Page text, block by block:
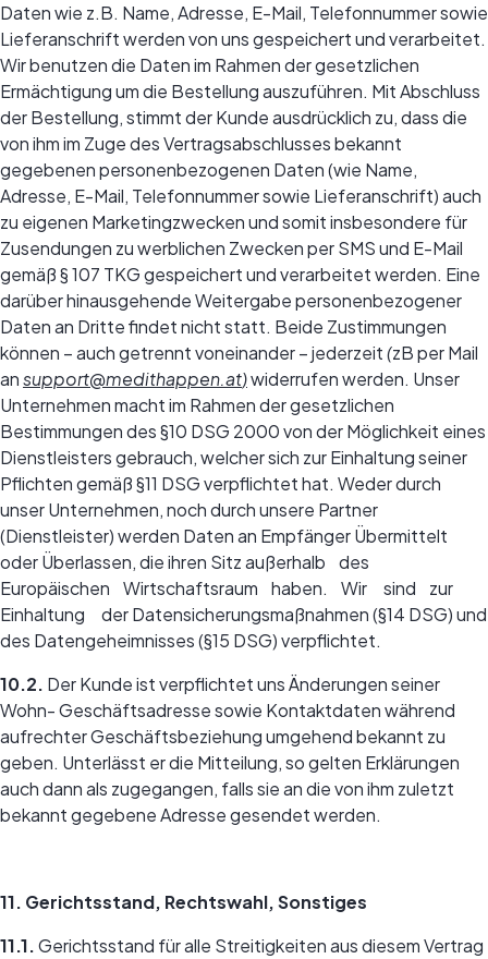
Daten wie z.B. Name, Adresse, E-Mail, Telefonnummer sowie
Lieferanschrift werden von uns gespeichert und verarbeitet.
Wir benutzen die Daten im Rahmen der gesetzlichen
Ermächtigung um die Bestellung auszuführen. Mit Abschluss
der Bestellung, stimmt der Kunde ausdrücklich zu, dass die
von ihm im Zuge des Vertragsabschlusses bekannt
gegebenen personenbezogenen Daten (wie Name,
Adresse, E-Mail, Telefonnummer sowie Lieferanschrift) auch
zu eigenen Marketingzwecken und somit insbesondere für
Zusendungen zu werblichen Zwecken per SMS und E-Mail
gemäß § 107 TKG gespeichert und verarbeitet werden. Eine
darüber hinausgehende Weitergabe personenbezogener
Daten an Dritte findet nicht statt. Beide Zustimmungen
können – auch getrennt voneinander – jederzeit(zB per Mail
ansupport@medithappen.at)widerrufen werden. Unser
Unternehmen macht im Rahmen der gesetzlichen
Bestimmungen des §10 DSG 2000 von der Möglichkeit eines
Dienstleisters gebrauch, welcher sich zur Einhaltung seiner
Pflichten gemäß §11 DSG verpflichtet hat. Weder durch
unser Unternehmen, noch durch unsere Partner
(Dienstleister) werden Daten an Empfänger Übermittelt
oder Überlassen, die ihren Sitz außerhalb des
Europäischen Wirtschaftsraum haben. Wir sind zur
Einhaltung der Datensicherungsmaßnahmen (§14 DSG) und
des Datengeheimnisses (§15 DSG) verpflichtet.
10.2. Der Kunde ist verpflichtet uns Änderungen seiner
Wohn- Geschäftsadresse sowie Kontaktdaten während
aufrechter Geschäftsbeziehung umgehend bekannt zu
geben. Unterlässt er die Mitteilung, so gelten Erklärungen
auch dann als zugegangen, falls sie an die von ihm zuletzt
bekannt gegebene Adresse gesendet werden.
11. Gerichtsstand, Rechtswahl, Sonstiges
11.1.Gerichtsstand für alle Streitigkeiten aus diesem Vertrag